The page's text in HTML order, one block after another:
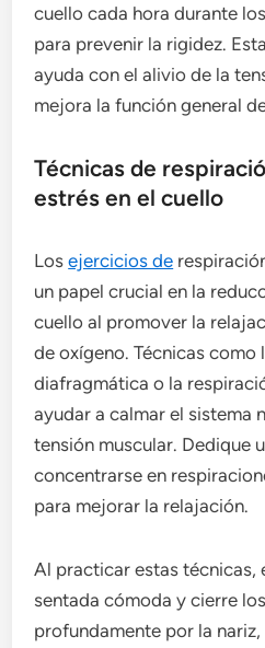
cuello cada hora durante
para prevenir la rigidez.
ayuda con el alivio de la
mejora la función general
Técnicas de
estrés en el cuello
Losejercicios de
un papel crucial en la
cuello al promover la
de oxígeno. Técnicas como
diafragmática o la
ayudar a calmar el sistema
tensión muscular. Dedique
concentrarse en
para mejorar la relajación.
Al practicar estas técnicas,
sentada cómoda y cierre
profundamente por la